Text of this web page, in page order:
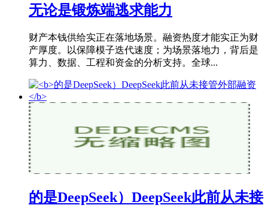
无论是锻炼端逃求能力
财产本钱供给实正在落地场景。融资热度才能实正为财
产厚度。以保障模子迭代速度；为场景落地力，背后是
算力、数据、工程和资金的分析支持。全球...
的是DeepSeek）DeepSeek此前从未接